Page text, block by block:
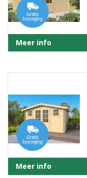
Meer info
Meer info